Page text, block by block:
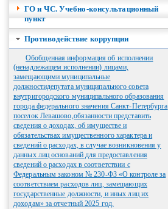
ГО и ЧС. Учебно-консультационный
пункт
Противодействие коррупции
Обобщенная информация об исполнении
(ненадлежащем исполнении) лицами,
замещающими муниципальные
должностидепутата муниципального совета
внутригородского муниципального образования
города федерального значения Санкт-Петербурга
поселок Левашово,обязанности представить
сведения о доходах, об имуществе и
обязательствах имущественного характера и
сведений о расходах, в случае возникновения у
данных лиц оснований для предоставления
сведений о расходах в соответствии с
Федеральным законом № 230-ФЗ «О контроле за
соответствием расходов лиц, замещающих
государственные должности, и иных лиц их
доходам» за отчетный 2025 год.